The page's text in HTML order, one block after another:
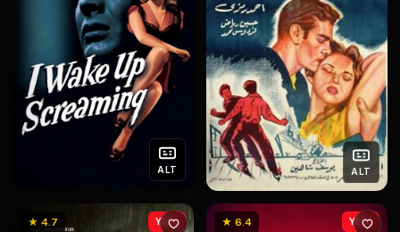
ALT ALT
★ 4.7 YENİ ★ 6.4 YENİ